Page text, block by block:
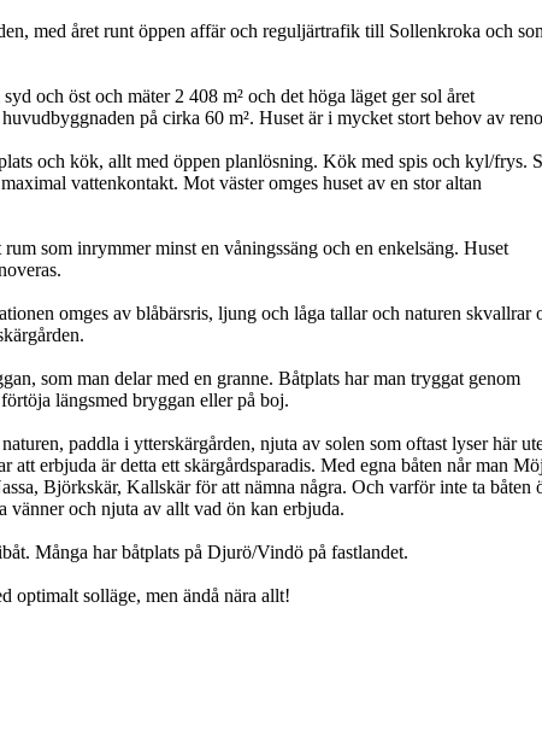
med året runt öppen affär och reguljärtrafik till Sollenkroka och
och öst och mäter 2 408 m² och det höga läget ger sol året
på cirka 60 m². Huset är i mycket stort behov av
och kök, allt med öppen planlösning. Kök med spis och kyl/frys.
vattenkontakt. Mot väster omges huset av en stor altan
som inrymmer minst en våningssäng och en enkelsäng. Huset
omges av blåbärsris, ljung och låga tallar och naturen skvallrar
som man delar med en granne. Båtplats har man tryggat genom
längsmed bryggan eller på boj.
paddla i ytterskärgården, njuta av solen som oftast lyser här
att erbjuda är detta ett skärgårdsparadis. Med egna båten når man
Björkskär, Kallskär för att nämna några. Och varför inte ta
vänner och njuta av allt vad ön kan erbjuda.
Många har båtplats på Djurö/Vindö på fastlandet.
optimalt solläge, men ändå nära allt!